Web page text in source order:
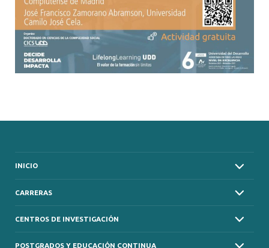
INICIO
CARRERAS
CENTROS DE INVESTIGACIÓN
POSTGRADOS Y EDUCACIÓN CONTINUA